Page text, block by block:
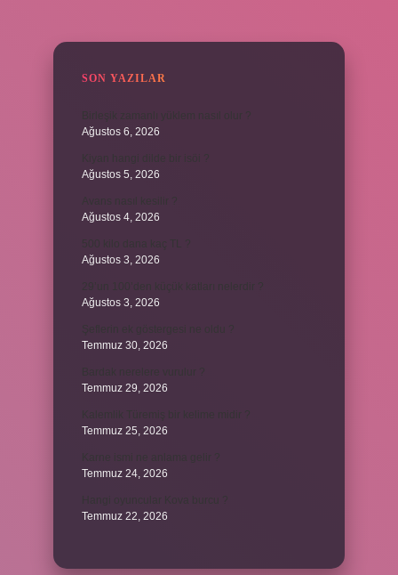
SON YAZILAR
Ağustos 6, 2026
Ağustos 5, 2026
Ağustos 4, 2026
Ağustos 3, 2026
Ağustos 3, 2026
Temmuz 30, 2026
Temmuz 29, 2026
Temmuz 25, 2026
Temmuz 24, 2026
Temmuz 22, 2026